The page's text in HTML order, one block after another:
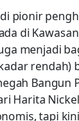
pionir
di
menjadi
Bangun
Harita
tapi